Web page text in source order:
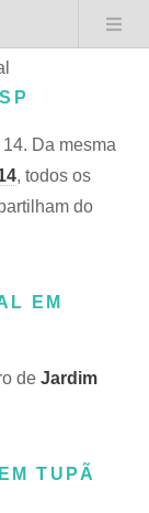
14. Da mesma
, todos os
do
EM
de Jardim
TUPÃ